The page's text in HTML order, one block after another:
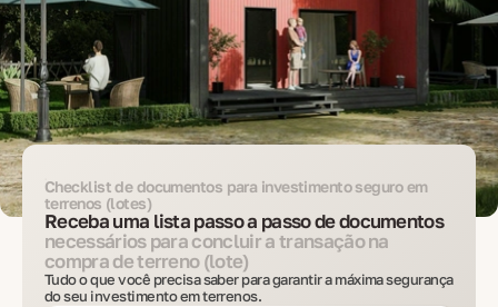
Checklist de documentos para investimento seguro em
terrenos (lotes)
Receba uma lista passo a passo de documentos
necessários para concluir a transação na
compra de terreno (lote)
Tudo o que você precisa saber para garantir a máxima segurança
do seu investimento em terrenos.